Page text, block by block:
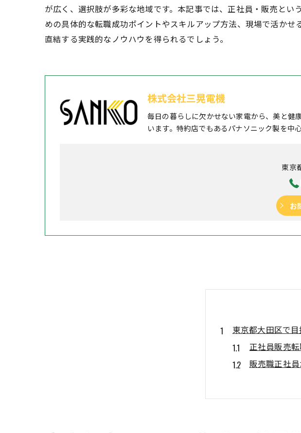
が広く、選択肢が多彩な地域です。本記事では、正社員・販売と
めの具体的な転職成功ポイントやスキルアップ方法、現場で活か
直結する実践的なノウハウを得られるでしょう。
株式会社三晃電機
毎日の暮らしに欠かせない家電から、美と健
います。特約店でもあるパナソニック製を中
東京
お
東京都大田区で
正社員販売
販売職正社
正社員販売
大田区で正